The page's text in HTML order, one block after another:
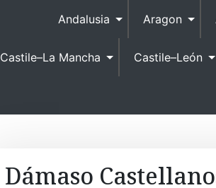
Andalusia Aragon
Castile–La Mancha Castile–León
Dámaso